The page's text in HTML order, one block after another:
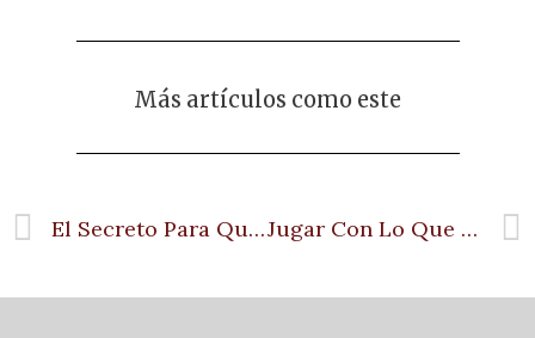
Más artículos como este
El Secreto Para Que Una Relación Funcione Jugar Con Lo Que Tienes